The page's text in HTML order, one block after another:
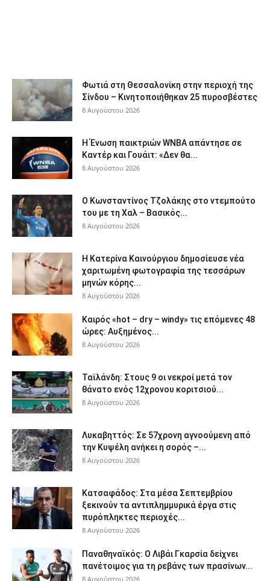
Φωτιά στη Θεσσαλονίκη στην περιοχή της
Σίνδου – Κινητοποιήθηκαν 25 πυροσβέστες
8 Αυγούστου 2026
Η Ένωση παικτριών WNBA απάντησε σε
Καντέρ και Γουάιτ: «Δεν θα...
8 Αυγούστου 2026
Ο Κωνσταντίνος Τζολάκης στο ντεμπούτο
του με τη Χαλ – Βασικός...
8 Αυγούστου 2026
Η Κατερίνα Καινούργιου δημοσίευσε νέα
χαριτωμένη φωτογραφία της τεσσάρων
μηνών κόρης...
8 Αυγούστου 2026
Καιρός «hot – dry – windy» τις επόμενες 48
ώρες: Αυξημένος...
8 Αυγούστου 2026
Ταϊλάνδη: Στους 9 οι νεκροί μετά τον
θάνατο ενός 12χρονου κοριτσιού...
8 Αυγούστου 2026
Λυκαβηττός: Σε 57χρονη αγνοούμενη από
την Κυψέλη ανήκει η σορός –...
8 Αυγούστου 2026
Κατσαφάδος: Στα μέσα Σεπτεμβρίου
ξεκινούν τα αντιπλημμυρικά έργα στις
πυρόπληκτες περιοχές...
8 Αυγούστου 2026
Παναθηναϊκός: Ο Λιβάι Γκαρσία δείχνει
πανέτοιμος για τη ρεβάνς των πρασίνων...
8 Αυγούστου 2026